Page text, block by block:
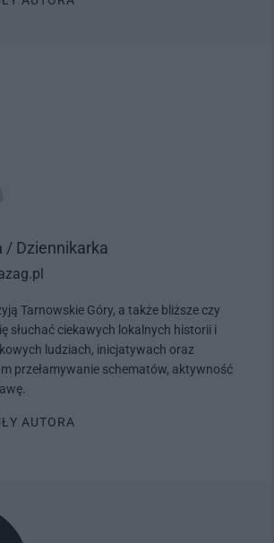
/ Dziennikarka
Tarnowskie Góry, a także bliższe czy
słuchać ciekawych lokalnych historii i
ludziach, inicjatywach oraz
przełamywanie schematów, aktywność
AUTORA